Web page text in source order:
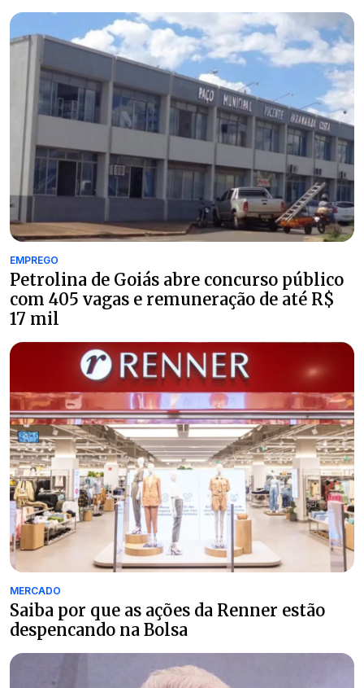
EMPREGO
Petrolina de Goiás abre concurso público
com 405 vagas e remuneração de até R$
17 mil
MERCADO
Saiba por que as ações da Renner estão
despencando na Bolsa